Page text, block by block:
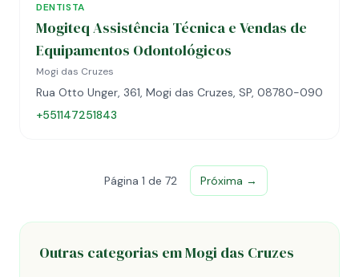
DENTISTA
Mogiteq Assistência Técnica e Vendas de
Equipamentos Odontológicos
Mogi das Cruzes
Rua Otto Unger, 361, Mogi das Cruzes, SP, 08780-090
+551147251843
Página 1 de 72 Próxima →
Outras categorias em Mogi das Cruzes